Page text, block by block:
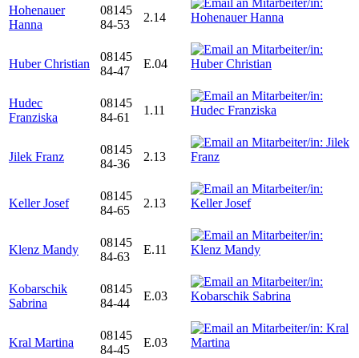
Hohenauer
Hanna
08145
84-53
2.14
Huber Christian
08145
84-47
E.04
Hudec
Franziska
08145
84-61
1.11
Jilek Franz
08145
84-36
2.13
Keller Josef
08145
84-65
2.13
Klenz Mandy
08145
84-63
E.11
Kobarschik
Sabrina
08145
84-44
E.03
Kral Martina
08145
84-45
E.03